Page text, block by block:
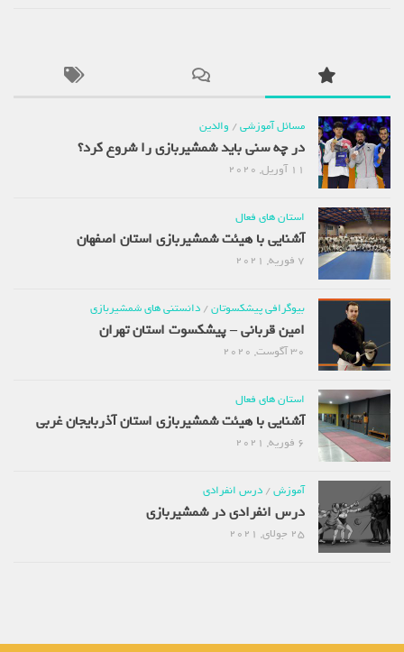
مسائل آموزشی/والدین
در چه سنی باید شمشیربازی را شروع کرد؟
استان های فعال
آشنایی با هیئت شمشیربازی استان اصفهان
بیوگرافی پیشکسوتان/دانستنی های شمشیربازی
امین قربانی – پیشکسوت استان تهران
استان های فعال
آشنایی با هیئت شمشیربازی استان آذربایجان غربی
آموزش/درس انفرادی
درس انفرادی در شمشیربازی